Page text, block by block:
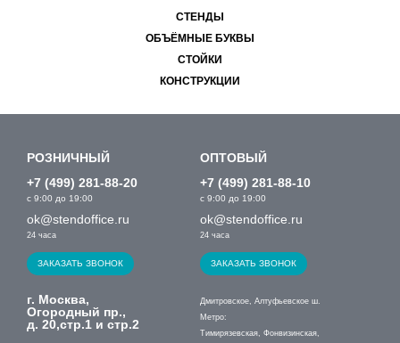
СТЕНДЫ
ОБЪЁМНЫЕ БУКВЫ
СТОЙКИ
КОНСТРУКЦИИ
РОЗНИЧНЫЙ
+7 (499) 281-88-20
с 9:00 до 19:00
ok@stendoffice.ru
24 часа
ЗАКАЗАТЬ ЗВОНОК
ОПТОВЫЙ
+7 (499) 281-88-10
с 9:00 до 19:00
ok@stendoffice.ru
24 часа
ЗАКАЗАТЬ ЗВОНОК
г. Москва,
Огородный пр.,
д. 20,стр.1 и стр.2
Дмитровское, Алтуфьевское ш.
Метро:
Тимирязевская, Фонвизинская,